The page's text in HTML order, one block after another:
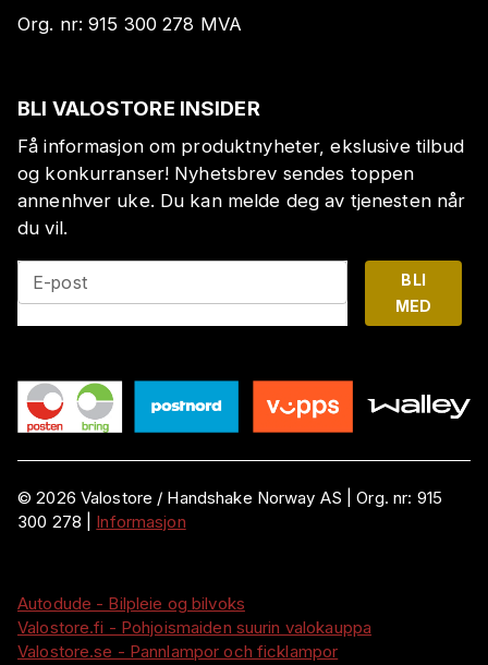
Org. nr:915 300 278 MVA
BLI VALOSTORE INSIDER
Få informasjon om produktnyheter, ekslusive tilbud
og konkurranser! Nyhetsbrev sendes toppen
annenhver uke. Du kan melde deg av tjenesten når
du vil.
E-post
BLI
MED
©2026 Valostore / Handshake Norway AS |Org. nr: 915
300 278
Informasjon
Autodude - Bilpleie og bilvoks
Valostore.fi - Pohjoismaiden suurin valokauppa
Valostore.se - Pannlampor och ficklampor